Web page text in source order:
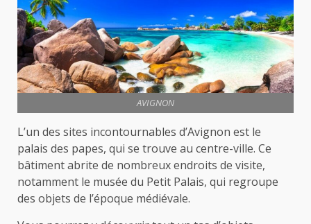
AVIGNON
L’un des sites incontournables d’Avignon est le
palais des papes, qui se trouve au centre-ville. Ce
bâtiment abrite de nombreux endroits de visite,
notamment le musée du Petit Palais, qui regroupe
des objets de l’époque médiévale.